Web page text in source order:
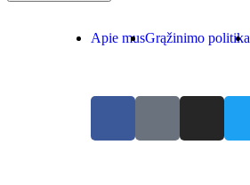
Apie musGrąžinimo politika